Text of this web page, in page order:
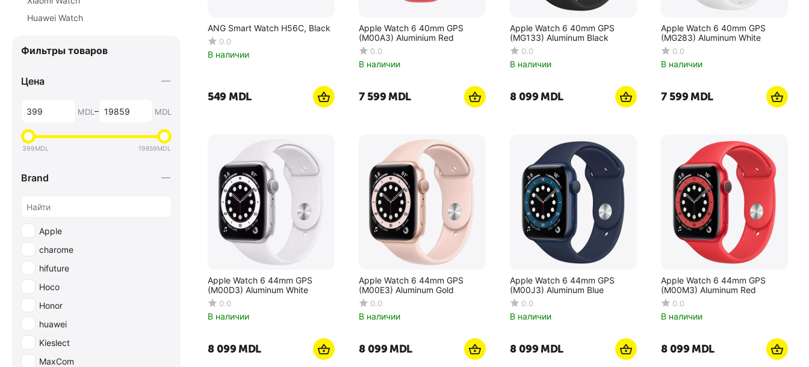
ANG Smart Watch H56C, Black
0.0
В наличии
‍549‍MDL
Apple Watch 6 40mm GPS
(M00A3) Aluminium Red
0.0
В наличии
7 599MDL
Apple Watch 6 40mm GPS
(MG133) Aluminum Black
0.0
В наличии
8 099MDL
Apple Watch 6 40mm GPS
(MG283) Aluminum White
0.0
В наличии
7 599MDL
Apple Watch 6 44mm GPS
(M00D3) Aluminum White
0.0
В наличии
8 099MDL
Apple Watch 6 44mm GPS
(M00E3) Aluminum Gold
0.0
В наличии
8 099MDL
Apple Watch 6 44mm GPS
(M00J3) Aluminum Blue
0.0
В наличии
8 099MDL
Apple Watch 6 44mm GPS
(M00M3) Aluminum Red
0.0
В наличии
8 099MDL
Huawei Watch
Фильтры товаров
Цена
MDL – MDL
399MDL 19859MDL
Brand
Apple
charome
hifuture
Hoco
Honor
huawei
Kieslect
MaxCom